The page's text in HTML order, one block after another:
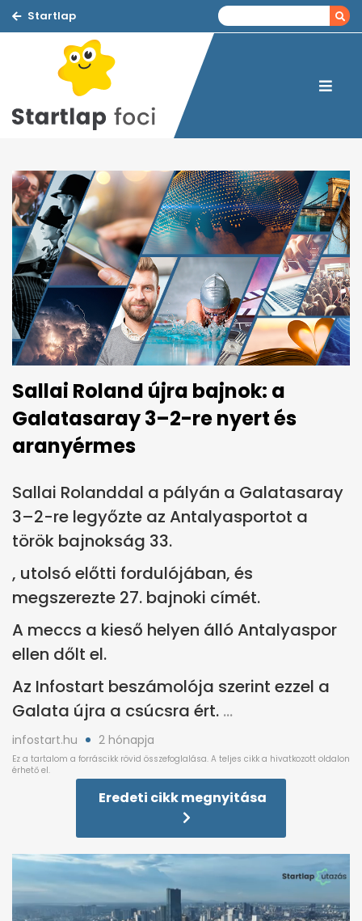
Startlap
Sallai Roland újra bajnok: a
Galatasaray 3–2-re nyert és
aranyérmes
Sallai Rolanddal a pályán a Galatasaray
3–2-re legyőzte az Antalyasportot a
török bajnokság 33.
, utolsó előtti fordulójában, és
megszerezte 27. bajnoki címét.
A meccs a kieső helyen álló Antalyaspor
ellen dőlt el.
Az Infostart beszámolója szerint ezzel a
Galata újra a csúcsra ért.
infostart.hu 2 hónapja
Eredeti cikk megnyitása